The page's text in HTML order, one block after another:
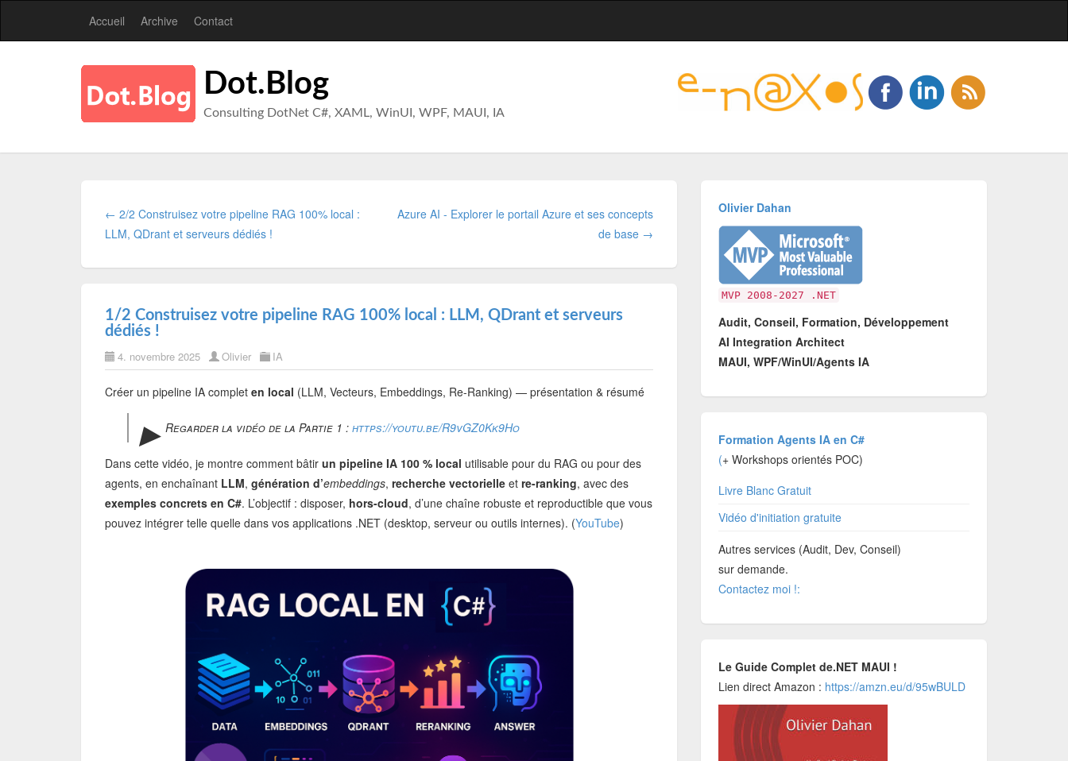
Accueil Archive Contact
Dot.Blog
Consulting DotNet C#, XAML, WinUI, WPF, MAUI, IA
← 2/2 Construisez votre pipeline RAG 100% local :
LLM, QDrant et serveurs dédiés !
Azure AI - Explorer le portail Azure et ses concepts
de base →
1/2 Construisez votre pipeline RAG 100% local : LLM, QDrant et serveurs
dédiés !
4. novembre 2025 Olivier IA
Créer un pipeline IA complet en local (LLM, Vecteurs, Embeddings, Re-Ranking) — présentation & résumé
▶︎ Regarder la vidéo de la Partie 1 : https://youtu.be/R9vGZ0Kk9Ho
Dans cette vidéo, je montre comment bâtir un pipeline IA 100 % local utilisable pour du RAG ou pour des
agents, en enchaînant LLM, génération d’embeddings, recherche vectorielle et re-ranking, avec des
exemples concrets en C#. L’objectif : disposer, hors-cloud, d’une chaîne robuste et reproductible que vous
pouvez intégrer telle quelle dans vos applications .NET (desktop, serveur ou outils internes). (YouTube)
Olivier Dahan
MVP 2008-2027 .NET
Audit, Conseil, Formation, Développement
AI Integration Architect
MAUI, WPF/WinUI/Agents IA
Formation Agents IA en C#
(+ Workshops orientés POC)
Livre Blanc Gratuit
Vidéo d'initiation gratuite
Autres services (Audit, Dev, Conseil)
sur demande.
Contactez moi !:
Le Guide Complet de.NET MAUI !
Lien direct Amazon : https://amzn.eu/d/95wBULD